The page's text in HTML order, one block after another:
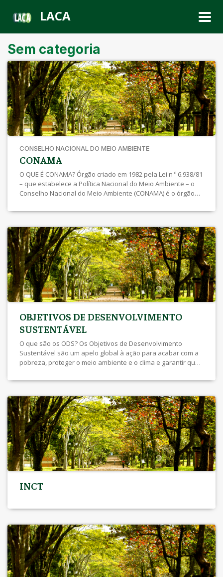
LACA
Sem categoria
CONSELHO NACIONAL DO MEIO AMBIENTE
CONAMA
O QUE É CONAMA? Órgão criado em 1982 pela Lei n º 6.938/81
– que estabelece a Política Nacional do Meio Ambiente – o
Conselho Nacional do Meio Ambiente (CONAMA) é o órgão
Ambiente – SISNAMA , regulamentada pelo Decreto
OBJETIVOS DE DESENVOLVIMENTO
SUSTENTÁVEL
O que são os ODS? Os Objetivos de Desenvolvimento
Sustentável são um apelo global à ação para acabar com a
pobreza, proteger o meio ambiente e o clima e garantir que
e de prosperidade. Estes são os objetivos para os quais as
INCT